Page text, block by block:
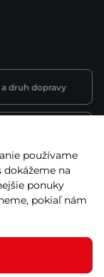
a druh dopravy
a záruka
používame
na
ponuky
pokiaľ nám